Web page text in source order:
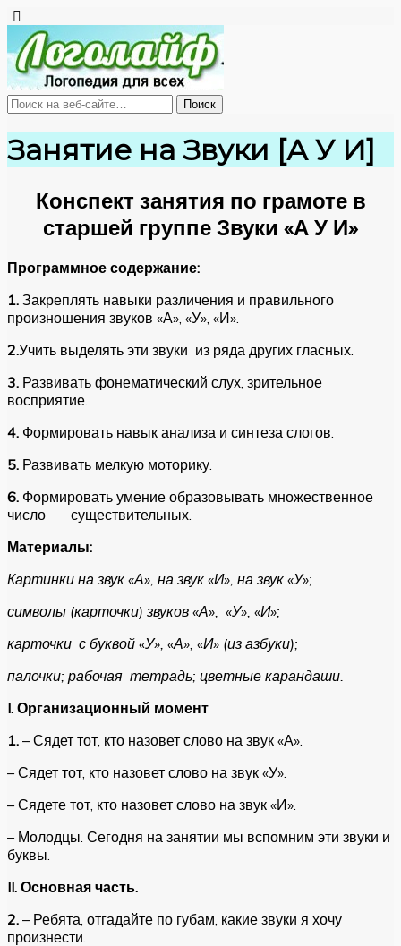
Занятие на Звуки [А У И]
Конспект занятия по грамоте в
старшей группе Звуки «А У И»
Программное содержание:
1. Закреплять навыки различения и правильного
произношения звуков «А», «У», «И».
2.Учить выделять эти звуки из ряда других гласных.
3. Развивать фонематический слух, зрительное
восприятие.
4. Формировать навык анализа и синтеза слогов.
5. Развивать мелкую моторику.
6. Формировать умение образовывать множественное
число существительных.
Материалы:
Картинки на звук «А», на звук «И», на звук «У»;
символы (карточки) звуков «А», «У», «И»;
карточки с буквой «У», «А», «И» (из азбуки);
палочки; рабочая тетрадь; цветные карандаши.
I. Организационный момент
1. – Сядет тот, кто назовет слово на звук «А».
– Сядет тот, кто назовет слово на звук «У».
– Сядете тот, кто назовет слово на звук «И».
– Молодцы. Сегодня на занятии мы вспомним эти звуки и
буквы.
II. Основная часть.
2. – Ребята, отгадайте по губам, какие звуки я хочу
произнести.